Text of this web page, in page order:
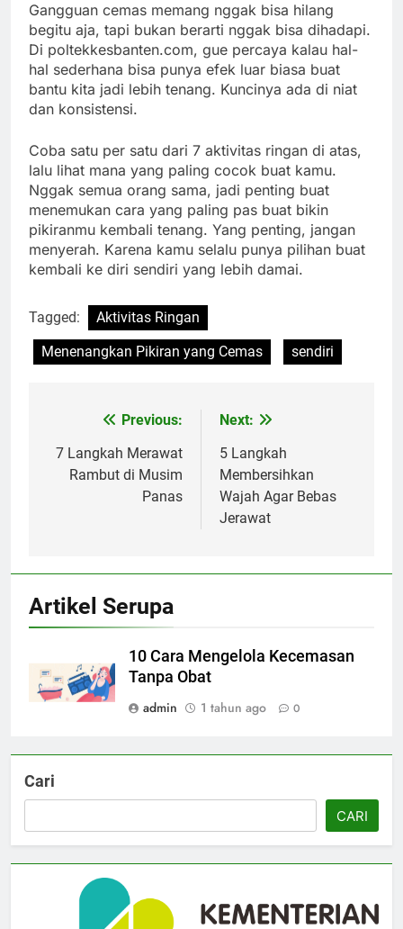
Gangguan cemas memang nggak bisa hilang
begitu aja, tapi bukan berarti nggak bisa dihadapi.
Di poltekkesbanten.com, gue percaya kalau hal-
hal sederhana bisa punya efek luar biasa buat
bantu kita jadi lebih tenang. Kuncinya ada di niat
dan konsistensi.
Coba satu per satu dari 7 aktivitas ringan di atas,
lalu lihat mana yang paling cocok buat kamu.
Nggak semua orang sama, jadi penting buat
menemukan cara yang paling pas buat bikin
pikiranmu kembali tenang. Yang penting, jangan
menyerah. Karena kamu selalu punya pilihan buat
kembali ke diri sendiri yang lebih damai.
Tagged:
Aktivitas Ringan
Menenangkan Pikiran yang Cemas
sendiri
Navigasi
pos
Previous:
7 Langkah Merawat
Rambut di Musim
Panas
Next:
5 Langkah
Membersihkan
Wajah Agar Bebas
Jerawat
Artikel Serupa
10 Cara Mengelola Kecemasan
Tanpa Obat
admin
1 tahun ago 0
Cari
CARI